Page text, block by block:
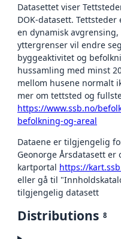
Datasettet viser
DOK-datasett.
en dynamisk
yttergrenser vil endre
byggeaktivitet og
hussamling med minst
mellom husene normalt
mer om tettsted og
https://www.ssb.no/
befolkning-og-areal
Dataene er tilgjengelig
Geonorge Årsdatasett er
kartportal https://
eller gå til
tilgjengelig datasett
Distributions 8